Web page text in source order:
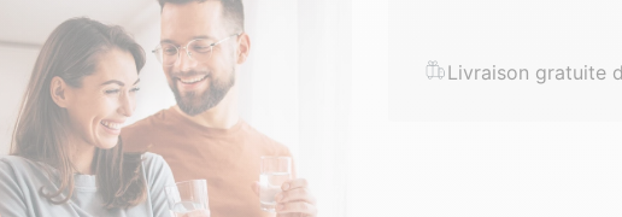
Livraison gratuite